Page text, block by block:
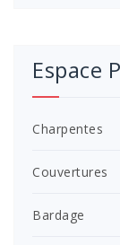
Espace
Charpentes
Couvertures
Bardage